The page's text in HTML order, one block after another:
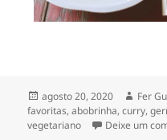
Publicado
em
agosto 20, 2020 Autor
Fer
favoritas,abobrinha,curry,
vegetariano
Deixe um